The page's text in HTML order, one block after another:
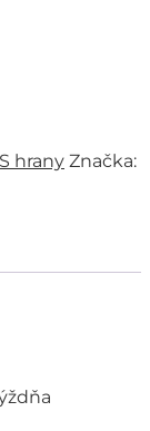
hrany Značka: